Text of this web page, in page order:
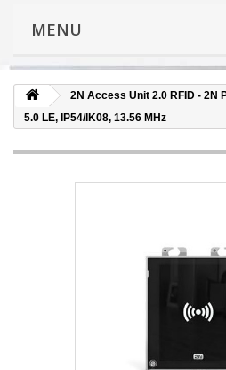
MENU
2N Access Unit 2.0 RFID - 2N
5.0 LE, IP54/IK08, 13.56 MHz